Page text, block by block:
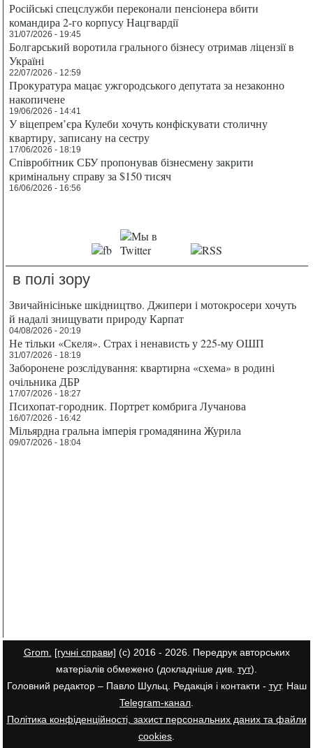
Російські спецслужби переконали пенсіонера вбити
командира 2-го корпусу Нацгвардії
31/07/2026 - 19:45
Болгарський воротила грального бізнесу отримав ліцензії в
Україні
22/07/2026 - 12:59
Прокуратура мацає ужгородського депутата за незаконно
накопичене
19/06/2026 - 14:41
У віцепрем’єра Кулеби хочуть конфіскувати столичну
квартиру, записану на сестру
17/06/2026 - 18:19
Співробітник СБУ пропонував бізнесмену закрити
кримінальну справу за $150 тисяч
16/06/2026 - 16:56
в полі зору
Звичайнісіньке шкідництво. Джипери і мотокросери хочуть
й надалі знищувати природу Карпат
04/08/2026 - 20:19
Не тільки «Скеля». Страх і ненависть у 225-му ОШП
31/07/2026 - 18:19
Заборонене розслідування: квартирна «схема» в родині
очільника ДБР
17/07/2026 - 18:27
Психопат-городник. Портрет комбрига Лучанова
16/07/2026 - 16:42
Мільярдна гральна імперія громадянина Журила
09/07/2026 - 18:04
Grom. [гучні справи] (с) 2016 - 2026. Передрук авторських
матеріалів обмежено (докладніше див. тут).
Головний редактор – Павло Шульц. Редакція і контакти - тут. Наш
Telegram-канал
Політика конфіденційності, захист персональних даних та файли
cookies